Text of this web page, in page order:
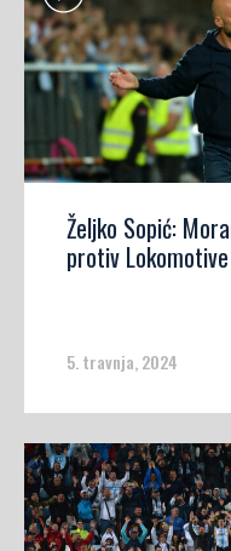
Željko Sopić:
protiv Lokomotive
5. travnja, 2024